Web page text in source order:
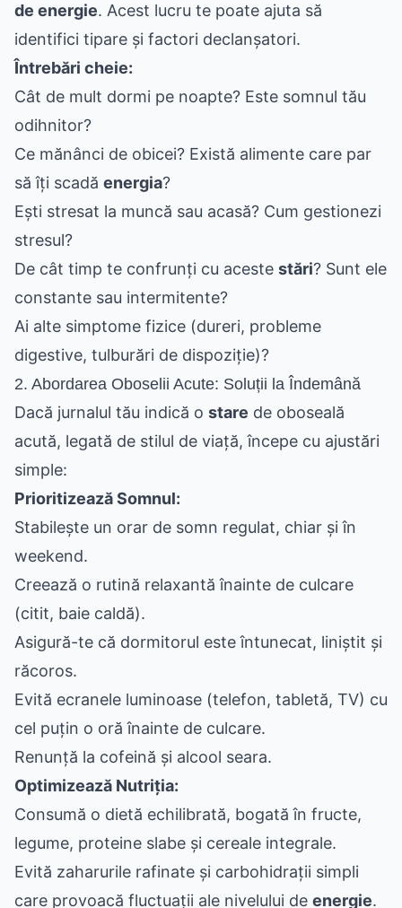
de energie. Acest lucru te poate ajuta să
identifici tipare și factori declanșatori.
Întrebări cheie:
Cât de mult dormi pe noapte? Este somnul tău
odihnitor?
Ce mănânci de obicei? Există alimente care par
să îți scadă energia?
Ești stresat la muncă sau acasă? Cum gestionezi
stresul?
De cât timp te confrunți cu aceste stări? Sunt ele
constante sau intermitente?
Ai alte simptome fizice (dureri, probleme
digestive, tulburări de dispoziție)?
2. Abordarea Oboselii Acute: Soluții la Îndemână
Dacă jurnalul tău indică o stare de oboseală
acută, legată de stilul de viață, începe cu ajustări
simple:
Prioritizează Somnul:
Stabilește un orar de somn regulat, chiar și în
weekend.
Creează o rutină relaxantă înainte de culcare
(citit, baie caldă).
Asigură-te că dormitorul este întunecat, liniștit și
răcoros.
Evită ecranele luminoase (telefon, tabletă, TV) cu
cel puțin o oră înainte de culcare.
Renunță la cofeină și alcool seara.
Optimizează Nutriția:
Consumă o dietă echilibrată, bogată în fructe,
legume, proteine slabe și cereale integrale.
Evită zaharurile rafinate și carbohidrații simpli
care provoacă fluctuații ale nivelului de energie.